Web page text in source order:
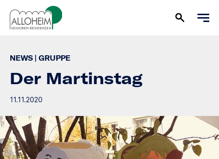
NEWS GRUPPE
Der Martinstag
11.11.2020